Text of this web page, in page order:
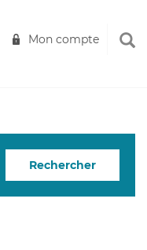
Mon compte
Rechercher